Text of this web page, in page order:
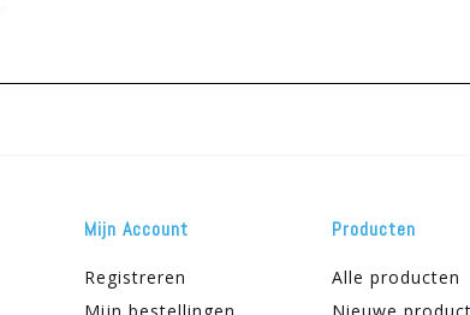
Mijn Account
Registreren
Mijn bestellingen
Producten
Alle producten
Nieuwe